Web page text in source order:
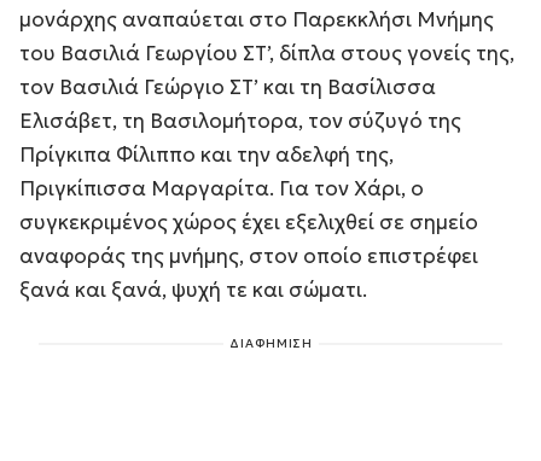
μονάρχης αναπαύεται στο Παρεκκλήσι Μνήμης
του Βασιλιά Γεωργίου ΣΤ’, δίπλα στους γονείς της,
τον Βασιλιά Γεώργιο ΣΤ’ και τη Βασίλισσα
Ελισάβετ, τη Βασιλομήτορα, τον σύζυγό της
Πρίγκιπα Φίλιππο και την αδελφή της,
Πριγκίπισσα Μαργαρίτα. Για τον Χάρι, ο
συγκεκριμένος χώρος έχει εξελιχθεί σε σημείο
αναφοράς της μνήμης, στον οποίο επιστρέφει
ξανά και ξανά, ψυχή τε και σώματι.
ΔΙΑΦΗΜΙΣΗ